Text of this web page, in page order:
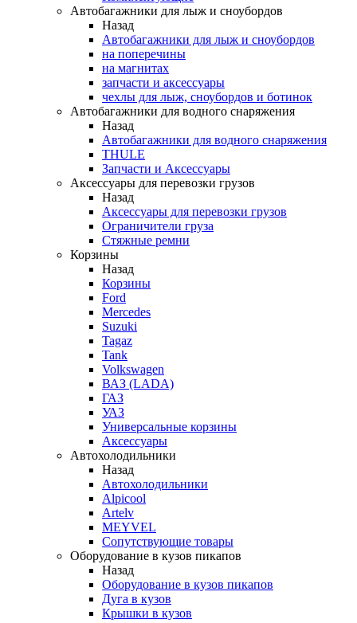
Автобагажники для лыж и сноубордов
Назад
Автобагажники для лыж и сноубордов
на поперечины
на магнитах
запчасти и аксессуары
чехлы для лыж, сноубордов и ботинок
Автобагажники для водного снаряжения
Назад
Автобагажники для водного снаряжения
THULE
Запчасти и Аксессуары
Аксессуары для перевозки грузов
Назад
Аксессуары для перевозки грузов
Ограничители груза
Стяжные ремни
Корзины
Назад
Корзины
Ford
Mercedes
Suzuki
Tagaz
Tank
Volkswagen
ВАЗ (LADA)
ГАЗ
УАЗ
Универсальные корзины
Аксессуары
Автохолодильники
Назад
Автохолодильники
Alpicool
Artelv
MEYVEL
Сопутствующие товары
Оборудование в кузов пикапов
Назад
Оборудование в кузов пикапов
Дуга в кузов
Крышки в кузов